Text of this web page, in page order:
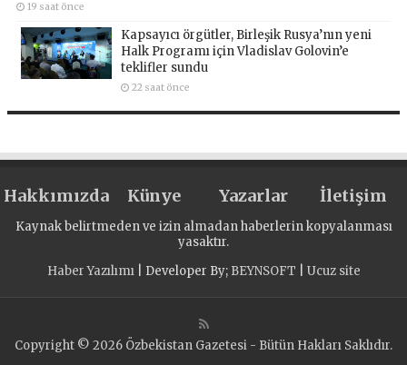
19 saat önce
Kapsayıcı örgütler, Birleşik Rusya’nın yeni
Halk Programı için Vladislav Golovin’e
teklifler sundu
22 saat önce
Hakkımızda Künye Yazarlar İletişim
Kaynak belirtmeden ve izin almadan haberlerin kopyalanması
yasaktır.
Haber Yazılımı| Developer By; BEYNSOFT Ucuz site
Copyright © 2026 Özbekistan Gazetesi - Bütün Hakları Saklıdır.